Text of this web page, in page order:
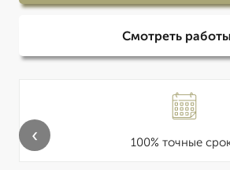
Смотреть работы
100% точные
‹